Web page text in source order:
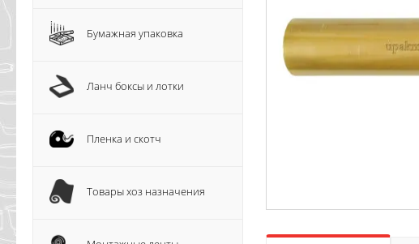
Бумажная упаковка
Ланч боксы и лотки
Пленка и скотч
Товары хоз назначения